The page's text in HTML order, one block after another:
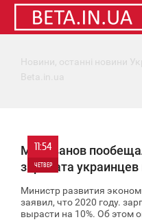
Новини, останні новини
Beta.in.ua
11:54
ЧЕТВЕР
0
Милованов
зарплата
Министр развития
заявил, что 2020 году.
вырасти на 10%. Об этом